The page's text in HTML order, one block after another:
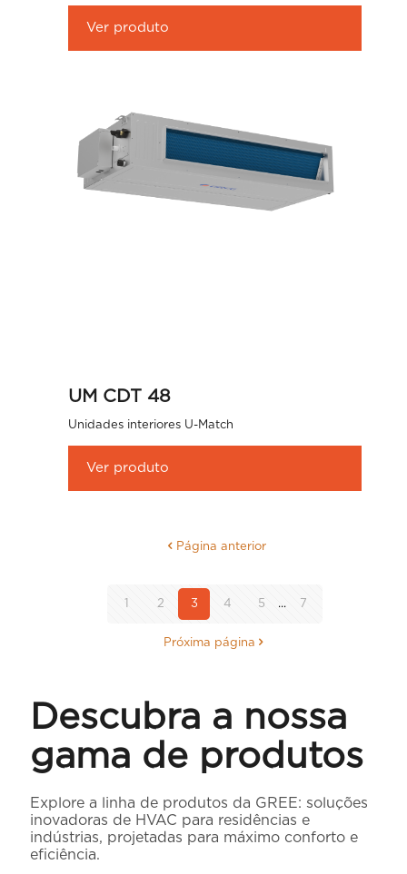
Ver produto
UM CDT 48
Unidades interiores U-Match
Ver produto
Página anterior
1 2 3 4 5 ... 7
Próxima página
Descubra a nossa
gama de produtos
Explore a linha de produtos da GREE: soluções
inovadoras de HVAC para residências e
indústrias, projetadas para máximo conforto e
eficiência.